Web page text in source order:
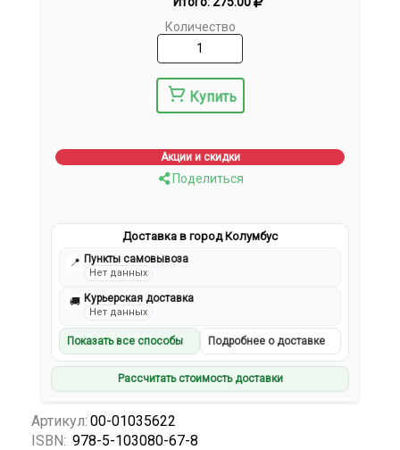
Количество
Купить
Акции и скидки
Поделиться
Доставка в город Колумбус
📍 Пункты самовывоза
Нет данных
🚚 Курьерская доставка
Нет данных
Показать все способы Подробнее о доставке
Рассчитать стоимость доставки
Артикул: 00-01035622
ISBN: 978-5-103080-67-8